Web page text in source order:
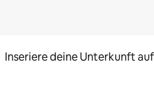
Inseriere deine Unterkunft